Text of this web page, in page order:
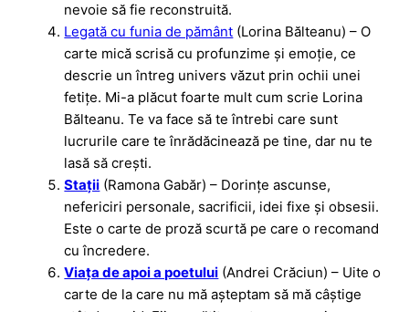
nevoie să fie reconstruită.
Legată cu funia de pământ (Lorina Bălteanu) – O
carte mică scrisă cu profunzime și emoție, ce
descrie un întreg univers văzut prin ochii unei
fetițe. Mi-a plăcut foarte mult cum scrie Lorina
Bălteanu. Te va face să te întrebi care sunt
lucrurile care te înrădăcinează pe tine, dar nu te
lasă să crești.
Stații (Ramona Gabăr) – Dorințe ascunse,
nefericiri personale, sacrificii, idei fixe și obsesii.
Este o carte de proză scurtă pe care o recomand
cu încredere.
Viața de apoi a poetului (Andrei Crăciun) – Uite o
carte de la care nu mă așteptam să mă câștige